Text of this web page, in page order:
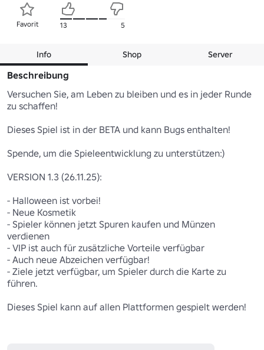
Favorit 13 5
Info Shop Server
Beschreibung
Versuchen Sie, am Leben zu bleiben und es in jeder Runde
zu schaffen!
Dieses Spiel ist in der BETA und kann Bugs enthalten!
Spende, um die Spieleentwicklung zu unterstützen:)
VERSION 1.3 (26.11.25):
- Halloween ist vorbei!
- Neue Kosmetik
- Spieler können jetzt Spuren kaufen und Münzen
verdienen
- VIP ist auch für zusätzliche Vorteile verfügbar
- Auch neue Abzeichen verfügbar!
- Ziele jetzt verfügbar, um Spieler durch die Karte zu
führen.
Dieses Spiel kann auf allen Plattformen gespielt werden!